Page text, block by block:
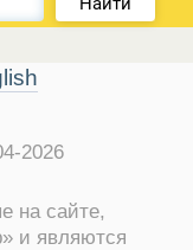
2026
на сайте,
и являются